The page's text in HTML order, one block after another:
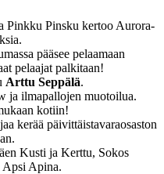
Pinkku Pinsku kertoo Aurora-
pääsee pelaamaan
pelaajat palkitaan!
Arttu Seppälä.
ja ilmapallojen muotoilua.
kotiin!
kerää päivittäistavaraosaston
Kusti ja Kerttu, Sokos
Apina.